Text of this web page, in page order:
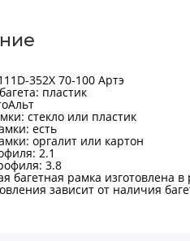
352X 70-100 Артэ
пластик
стекло или пластик
есть
оргалит или картон
2.1
3.8
багетная рамка изготовлена
зависит от наличия